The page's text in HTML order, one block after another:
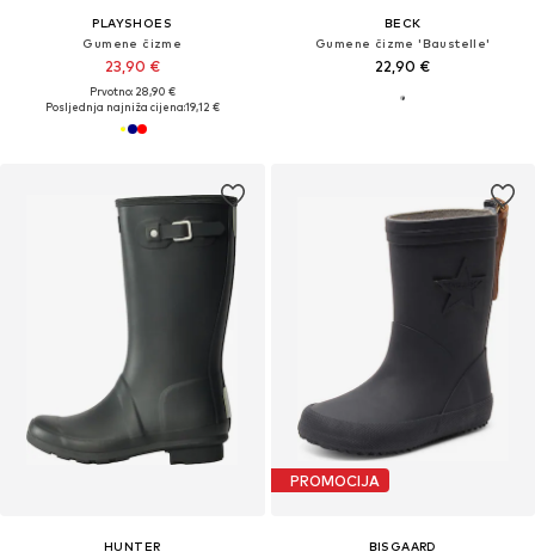
PLAYSHOES
Gumene čizme
23,90 €
Prvotno: 28,90 €
Posljednja najniža cijena:19,12 €
BECK
Gumene čizme 'Baustelle'
22,90 €
HUNTER
PROMOCIJA
BISGAARD